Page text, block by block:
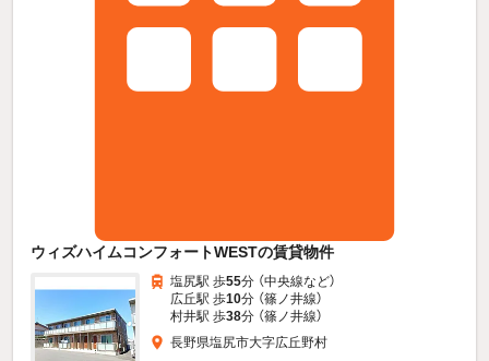
ウィズハイムコンフォートWESTの賃貸物件
塩尻駅 歩55分 （中央線など）
広丘駅 歩10分 （篠ノ井線）
村井駅 歩38分 （篠ノ井線）
長野県塩尻市大字広丘野村